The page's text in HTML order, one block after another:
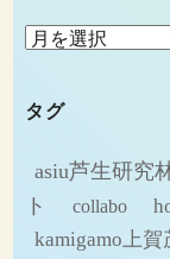
ア
カ
ブ
タグ
asiu芦生研究
ト
collabo
kamigamo上